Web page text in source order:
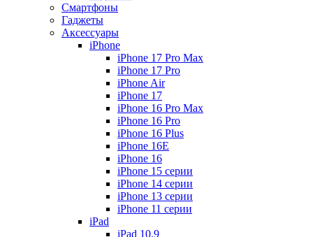
Смартфоны
Гаджеты
Аксессуары
iPhone
iPhone 17 Pro Max
iPhone 17 Pro
iPhone Air
iPhone 17
iPhone 16 Pro Max
iPhone 16 Pro
iPhone 16 Plus
iPhone 16E
iPhone 16
iPhone 15 серии
iPhone 14 серии
iPhone 13 серии
iPhone 11 серии
iPad
iPad 10.9